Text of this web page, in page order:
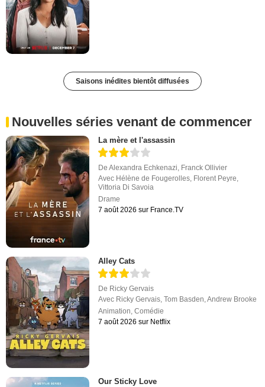
Saisons inédites bientôt diffusées
Nouvelles séries venant de commencer
La mère et l'assassin
DeAlexandra Echkenazi, Franck Ollivier
Avec Hélène de Fougerolles, Florent Peyre,
Vittoria Di Savoia
Drame
7 août 2026 sur France.TV
Alley Cats
De Ricky Gervais
Avec Ricky Gervais ,Tom Basden ,Andrew Brooke
Animation ,Comédie
7 août 2026 sur Netflix
Our Sticky Love